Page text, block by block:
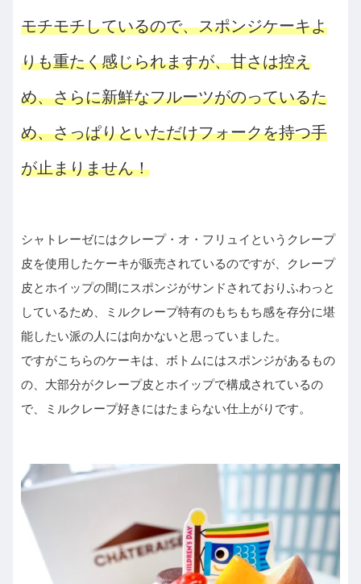
モチモチしているので、スポンジケーキよ
りも重たく感じられますが、甘さは控え
め、さらに新鮮なフルーツがのっているた
め、さっぱりといただけフォークを持つ手
が止まりません！
シャトレーゼにはクレープ・オ・フリュイというクレープ
皮を使用したケーキが販売されているのですが、クレープ
皮とホイップの間にスポンジがサンドされておりふわっと
しているため、ミルクレープ特有のもちもち感を存分に堪
能したい派の人には向かないと思っていました。
ですがこちらのケーキは、ボトムにはスポンジがあるもの
の、大部分がクレープ皮とホイップで構成されているの
で、ミルクレープ好きにはたまらない仕上がりです。